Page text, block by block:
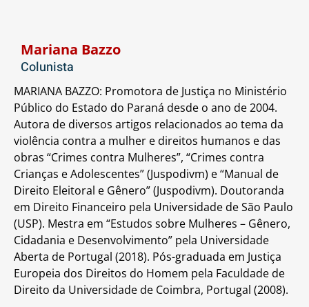
Mariana Bazzo
Colunista
MARIANA BAZZO: Promotora de Justiça no Ministério
Público do Estado do Paraná desde o ano de 2004.
Autora de diversos artigos relacionados ao tema da
violência contra a mulher e direitos humanos e das
obras “Crimes contra Mulheres”, “Crimes contra
Crianças e Adolescentes” (Juspodivm) e “Manual de
Direito Eleitoral e Gênero” (Juspodivm). Doutoranda
em Direito Financeiro pela Universidade de São Paulo
(USP). Mestra em “Estudos sobre Mulheres – Gênero,
Cidadania e Desenvolvimento” pela Universidade
Aberta de Portugal (2018). Pós-graduada em Justiça
Europeia dos Direitos do Homem pela Faculdade de
Direito da Universidade de Coimbra, Portugal (2008).